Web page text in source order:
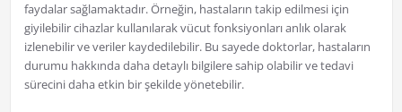
faydalar sağlamaktadır. Örneğin, hastaların takip edilmesi için
giyilebilir cihazlar kullanılarak vücut fonksiyonları anlık olarak
izlenebilir ve veriler kaydedilebilir. Bu sayede doktorlar, hastaların
durumu hakkında daha detaylı bilgilere sahip olabilir ve tedavi
sürecini daha etkin bir şekilde yönetebilir.